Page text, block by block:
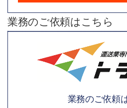
業務のご依頼はこちら
業務のご依頼